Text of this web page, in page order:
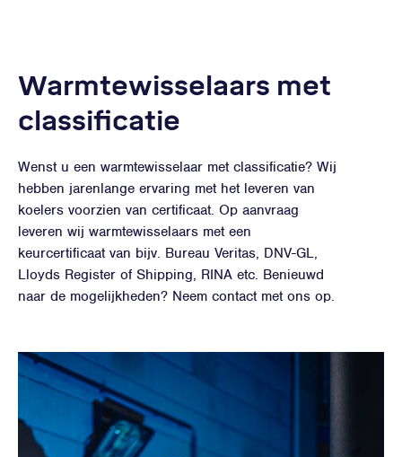
Warmtewisselaars met
classificatie
Wenst u een warmtewisselaar met classificatie? Wij
hebben jarenlange ervaring met het leveren van
koelers voorzien van certificaat. Op aanvraag
leveren wij warmtewisselaars met een
keurcertificaat van bijv. Bureau Veritas, DNV-GL,
Lloyds Register of Shipping, RINA etc. Benieuwd
naar de mogelijkheden? Neem contact met ons op.